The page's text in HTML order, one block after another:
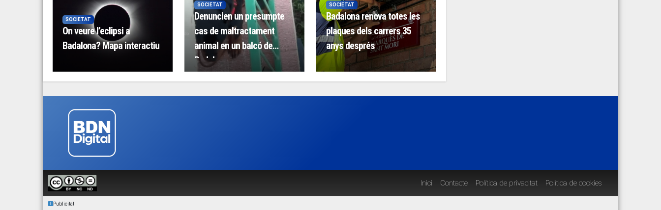
SOCIETAT
On veure l’eclipsi a
Badalona? Mapa interactiu
SOCIETAT
Denuncien un presumpte
cas de maltractament
animal en un balcó de
Badalona
SOCIETAT
Badalona renova totes les
plaques dels carrers 35
anys després
Inici Contacte Política de privacitat Política de cookies
Publicitat